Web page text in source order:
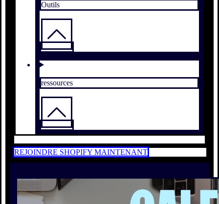
Outils
ressources
REJOINDRE SHOPIFY MAINTENANT